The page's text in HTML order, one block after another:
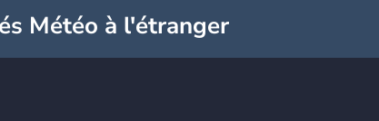
Météo à l'étranger